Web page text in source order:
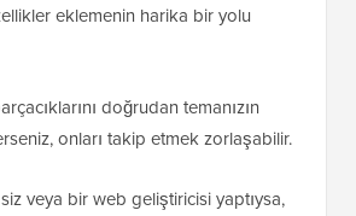
eklemenin harika bir yolu
doğrudan temanızın
onları takip etmek zorlaşabilir.
veya bir web geliştiricisi yaptıysa,